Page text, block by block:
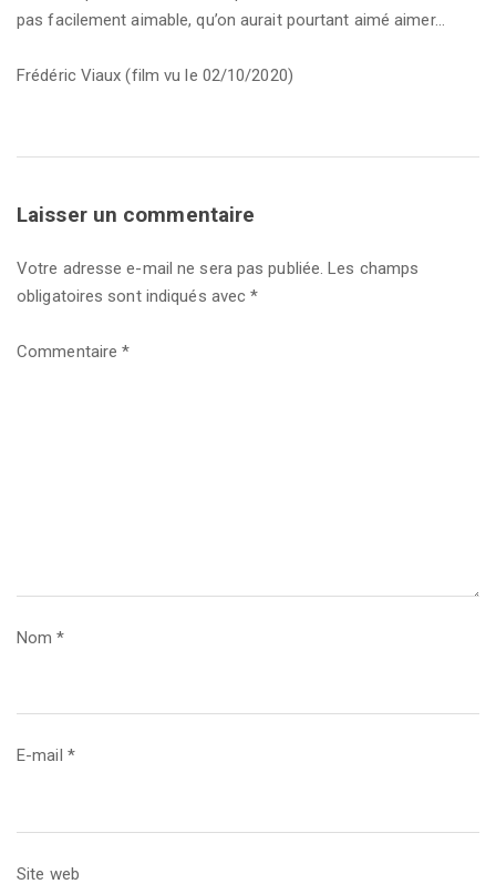
pas facilement aimable, qu’on aurait pourtant aimé aimer…
Frédéric Viaux (film vu le 02/10/2020)
Laisser un commentaire
Votre adresse e-mail ne sera pas publiée. Les champs
obligatoires sont indiqués avec*
Commentaire*
Nom*
E-mail *
Site web